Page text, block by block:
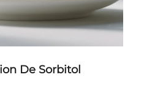
De Sorbitol